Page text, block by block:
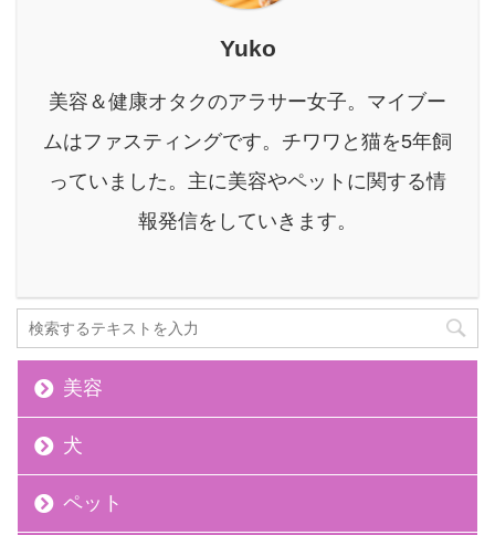
ません ニキビを治すため
者のバルクオム歴10ヶ月
突破。 現在もバルクオム
レビューより確実な真相
がわかる 結論を先に言っ
Yuko
美容＆健康オタクのアラサー女子。マイブー
ムはファスティングです。チワワと猫を5年飼
っていました。主に美容やペットに関する情
報発信をしていきます。
美容
犬
ペット